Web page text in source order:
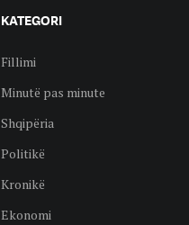
KATEGORI
Fillimi
Minutë pas minute
Shqipëria
Politikë
Kronikë
Ekonomi